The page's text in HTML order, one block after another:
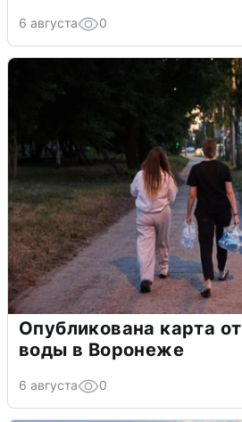
6 августа 0
Опубликована карта
воды в Воронеже
6 августа 0